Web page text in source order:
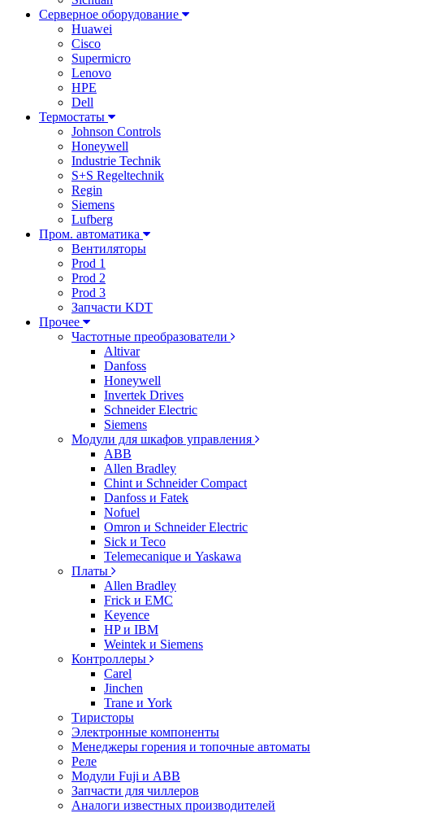
Серверное оборудование
Huawei
Cisco
Supermicro
Lenovo
HPE
Dell
Термостаты
Johnson Controls
Honeywell
Industrie Technik
S+S Regeltechnik
Regin
Siemens
Lufberg
Пром. автоматика
Вентиляторы
Prod 1
Prod 2
Prod 3
Запчасти KDT
Прочее
Частотные преобразователи
Altivar
Danfoss
Honeywell
Invertek Drives
Schneider Electric
Siemens
Модули для шкафов управления
ABB
Allen Bradley
Chint и Schneider Compact
Danfoss и Fatek
Nofuel
Omron и Schneider Electric
Sick и Teco
Telemecanique и Yaskawa
Платы
Allen Bradley
Frick и EMC
Keyence
HP и IBM
Weintek и Siemens
Контроллеры
Carel
Jinchen
Trane и York
Тиристоры
Электронные компоненты
Менеджеры горения и топочные автоматы
Реле
Модули Fuji и ABB
Запчасти для чиллеров
Аналоги известных производителей